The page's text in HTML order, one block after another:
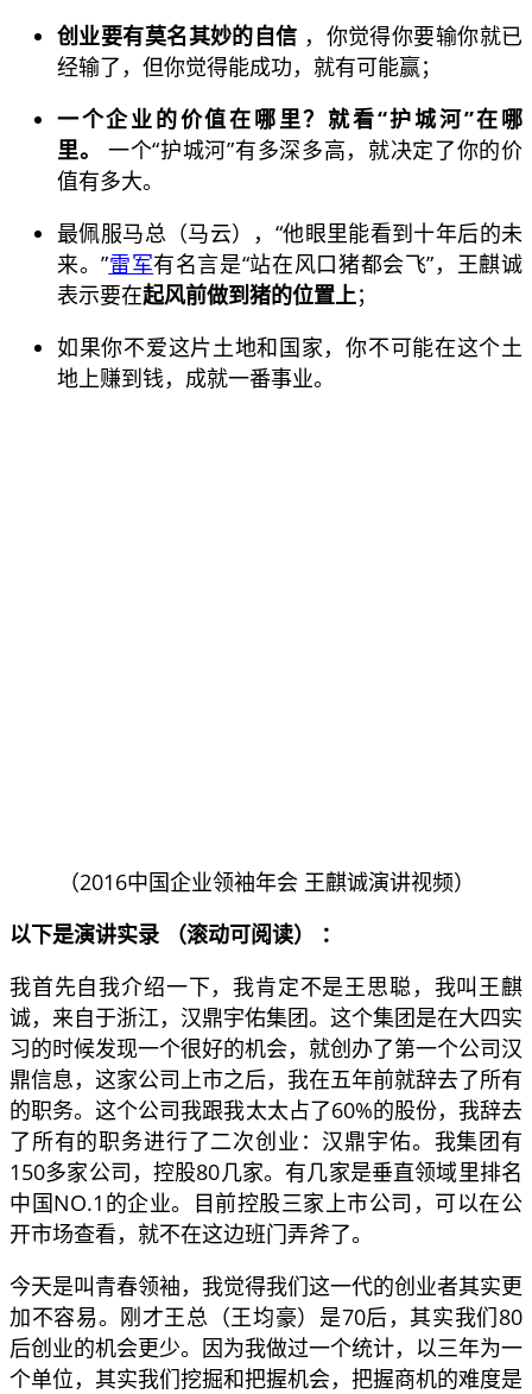
创业要有莫名其妙的自信 ，你觉得你要输你就已
经输了，但你觉得能成功，就有可能赢；
一个企业的价值在哪里？就看“护城河”在哪
里。一个“护城河”有多深多高，就决定了你的价
值有多大。
最佩服马总（马云），“他眼里能看到十年后的未
来。”雷军有名言是“站在风口猪都会飞”，王麒诚
表示要在起风前做到猪的位置上；
如果你不爱这片土地和国家，你不可能在这个土
地上赚到钱，成就一番事业。
（2016中国企业领袖年会 王麒诚演讲视频）
以下是演讲实录 （滚动可阅读） ：
我首先自我介绍一下，我肯定不是王思聪，我叫王麒
诚，来自于浙江，汉鼎宇佑集团。这个集团是在大四实
习的时候发现一个很好的机会，就创办了第一个公司汉
鼎信息，这家公司上市之后，我在五年前就辞去了所有
的职务。这个公司我跟我太太占了60%的股份，我辞去
了所有的职务进行了二次创业：汉鼎宇佑。我集团有
150多家公司，控股80几家。有几家是垂直领域里排名
中国NO.1的企业。目前控股三家上市公司，可以在公
开市场查看，就不在这边班门弄斧了。
今天是叫青春领袖，我觉得我们这一代的创业者其实更
加不容易。刚才王总（王均豪）是70后，其实我们80
后创业的机会更少。因为我做过一个统计，以三年为一
个单位，其实我们挖掘和把握机会，把握商机的难度是